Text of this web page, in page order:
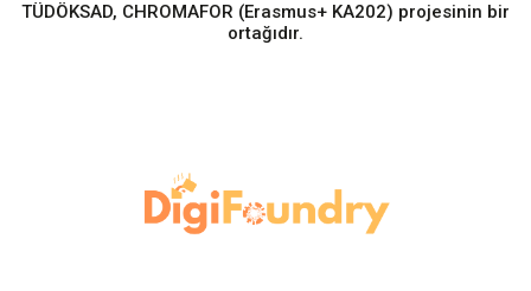
TÜDÖKSAD, CHROMAFOR (Erasmus+ KA202) projesinin bir
ortağıdır.